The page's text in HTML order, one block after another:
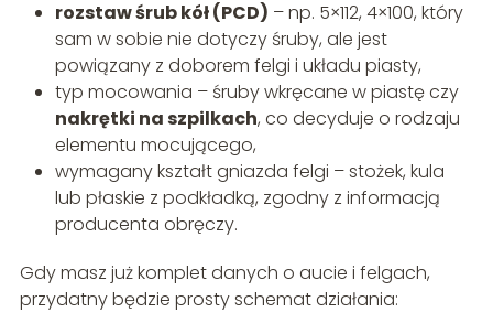
rozstaw śrub kół (PCD) – np. 5×112, 4×100, który
sam w sobie nie dotyczy śruby, ale jest
powiązany z doborem felgi i układu piasty,
typ mocowania – śruby wkręcane w piastę czy
nakrętki na szpilkach, co decyduje o rodzaju
elementu mocującego,
wymagany kształt gniazda felgi – stożek, kula
lub płaskie z podkładką, zgodny z informacją
producenta obręczy.
Gdy masz już komplet danych o aucie i felgach,
przydatny będzie prosty schemat działania: